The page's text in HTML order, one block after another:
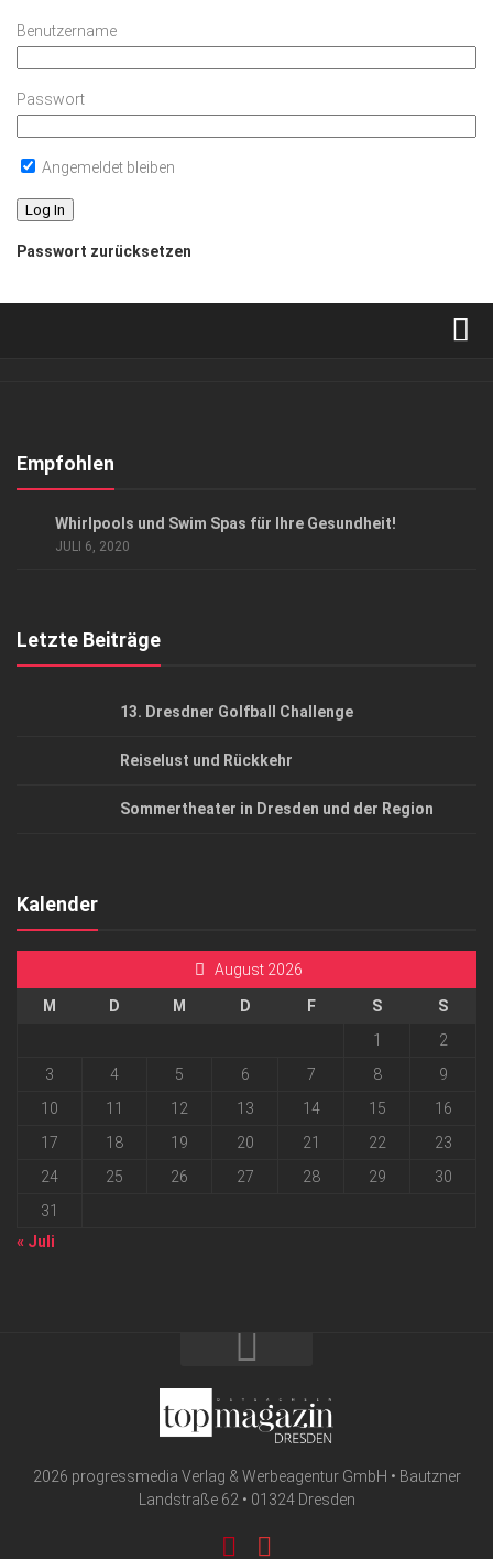
Benutzername
Passwort
Angemeldet bleiben
Passwort zurücksetzen
Kontakt, Impressum
Empfohlen
Whirlpools und Swim Spas für Ihre Gesundheit!
JULI 6, 2020
Letzte Beiträge
13. Dresdner Golfball Challenge
Reiselust und Rückkehr
Sommertheater in Dresden und der Region
Kalender
August 2026
M D M D F S
S
1
2
3
4 5 6 7 8
9
10
11 12 13 14 15
16
17
18 19 20 21 22
23
24
25 26 27 28 29
30
31
« Juli
2026 progressmedia Verlag & Werbeagentur GmbH • Bautzner
Landstraße 62 • 01324 Dresden